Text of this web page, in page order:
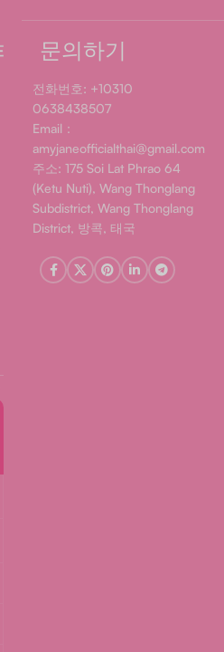
문의하기
전화번호: +10310
0638438507
Email：
amyjaneofficialthai@gmail.com
주소: 175 Soi Lat Phrao 64
(Ketu Nuti), Wang Thonglang
Subdistrict, Wang Thonglang
District, 방콕, 태국